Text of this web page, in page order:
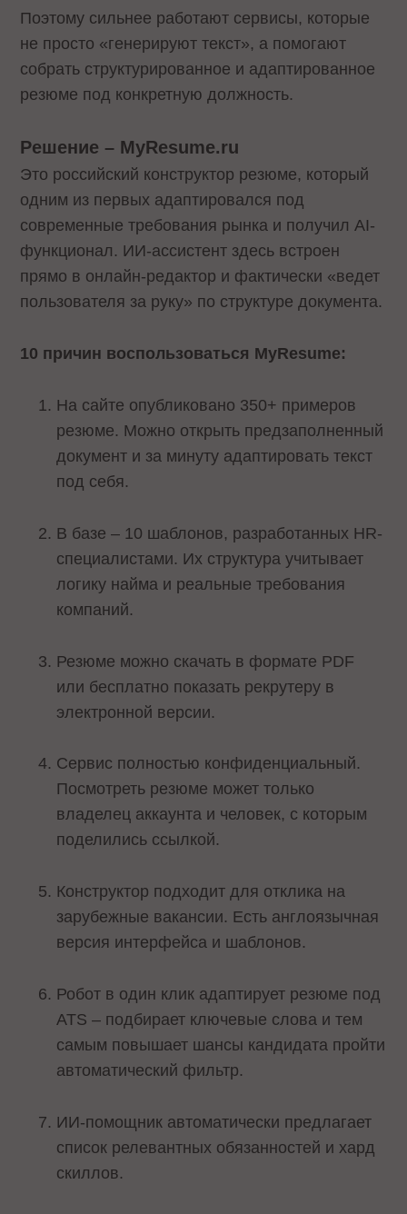
Поэтому сильнее работают сервисы, которые
не просто «генерируют текст», а помогают
собрать структурированное и адаптированное
резюме под конкретную должность.
Решение – MyResume.ru
Это российский конструктор резюме, который
одним из первых адаптировался под
современные требования рынка и получил AI-
функционал. ИИ-ассистент здесь встроен
прямо в онлайн-редактор и фактически «ведет
пользователя за руку» по структуре документа.
10 причин воспользоваться MyResume:
На сайте опубликовано 350+ примеров
резюме. Можно открыть предзаполненный
документ и за минуту адаптировать текст
под себя.
В базе – 10 шаблонов, разработанных HR-
специалистами. Их структура учитывает
логику найма и реальные требования
компаний.
Резюме можно скачать в формате PDF
или бесплатно показать рекрутеру в
электронной версии.
Сервис полностью конфиденциальный.
Посмотреть резюме может только
владелец аккаунта и человек, с которым
поделились ссылкой.
Конструктор подходит для отклика на
зарубежные вакансии. Есть англоязычная
версия интерфейса и шаблонов.
Робот в один клик адаптирует резюме под
ATS – подбирает ключевые слова и тем
самым повышает шансы кандидата пройти
автоматический фильтр.
ИИ-помощник автоматически предлагает
список релевантных обязанностей и хард
скиллов.